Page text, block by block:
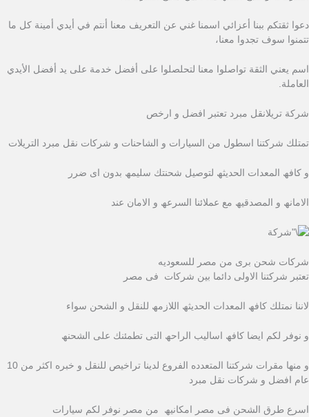
دعوا ثقتكم ببنا أعزائي اسمنا غني عن التعريف معنا أنتم في أيدي أمينة كل ما
تتمنوا سوف تجدوا معنا،
اسم يعني الثقة تواصلوا معنا لتحلصلوا على أفضل خدمة على يد أفضل الأيدي
العاملة.
شركة تريلانقل مبرد تعتبر افضل و ارخص
تمتلك شركتنا اسطول من السیارات و الشاحنات و شركات نقل مبرد التریلات
و كافھ المعدات الحدیثھ لتوصیل شحنتك سلیمھ بدون اى ضرر
الامانھ و المصدقیھ مع عملائنا السرعھ و الامان عند
شركات شحن برى من مصر للسعوديه
تعتبر شركتنا الاولى دائما بین شركات فى مصر
لاننا نمتلك كافھ المعدات الحدیثھ اللازمھ للنقل و الشحن سواء
و نوفر لكم ایضا كافھ اسالیب الراحھ التى تطمئنك على الشحنھ
و منھا مقرات شركتنا المتعدده الفروع لدینا تراخیص للنقل و خبره اكثر من 10
عام افضل و شركات نقل مبرد
اسرع طرق الشحن فى مصر امكانیھ من مصر نوفر لكم سیارات